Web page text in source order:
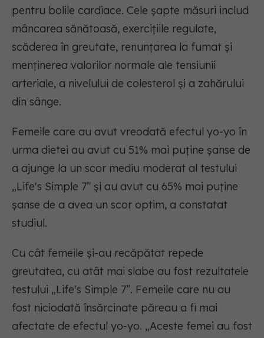
pentru bolile cardiace. Cele șapte măsuri includ
mâncarea sănătoasă, exercițiile regulate,
scăderea în greutate, renunțarea la fumat și
menținerea valorilor normale ale tensiunii
arteriale, a nivelului de colesterol și a zahărului
din sânge.
Femeile care au avut vreodată efectul yo-yo în
urma dietei au avut cu 51% mai puține șanse de
a ajunge la un scor mediu moderat al testului
„Life's Simple 7” și au avut cu 65% mai puține
șanse de a avea un scor optim, a constatat
studiul.
Cu cât femeile și-au recăpătat repede
greutatea, cu atât mai slabe au fost rezultatele
testului „Life's Simple 7”. Femeile care nu au
fost niciodată însărcinate păreau a fi mai
afectate de efectul yo-yo. „Aceste femei au fost